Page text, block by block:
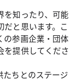
を知ったり、可能
と思います。こ
の参画企業・団体
を提供してくださ
たちとのステージ